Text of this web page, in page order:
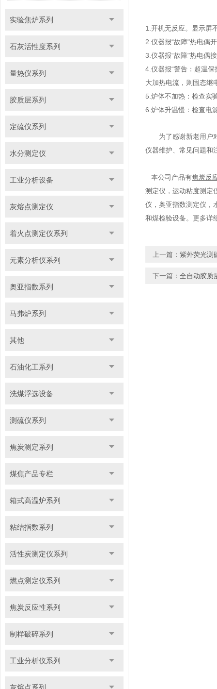
实验焦炉系列
石灰活性度系列
量热仪系列
胶质层系列
定硫仪系列
水分测定仪
工业分析设备
灰熔点测定仪
着火点测定仪系列
元素分析仪系列
奥亚指数系列
马弗炉系列
其他
石油化工系列
洗煤浮选设备
测硫仪系列
焦炭测定系列
煤焦产品专栏
箱式高温炉系列
粘结指数系列
活性炭测定仪系列
燃点测定仪系列
焦炭反应性系列
制样破碎系列
工业分析仪系列
灰熔点系列
1.开机无反应。显示屏
2.仪器报“故障"热电偶
3.仪器报“故障"热电偶
4.仪器报“警告：超温
大加热电流，则固态继
5.炉体不加热：检查实
6.炉体升温慢：检查电
为了感谢新老用户
仪器维护、常见问题和
本公司产品有焦炭反
测定仪，运动粘度测定
仪，奥亚指数测定仪，
和煤检验设备。更多详
上一篇： 紫外荧光测
下一篇： 全自动胶质